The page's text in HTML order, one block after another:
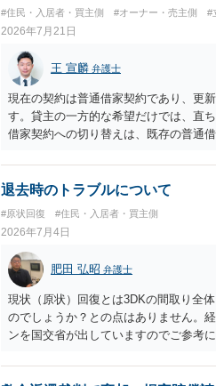
#住民・入居者・買主側 #オーナー・売主側 #
2026年7月21日
王 宣麟 弁護士
現在の契約は普通借家契約であり、更
す。貸主の一方的な希望だけでは、直
借家契約への切り替えは、既存の普通
子どもの学校や地域とのつながり、転
として正当事由判断において重視され
賃貸借契約の有効性を直ちに否定する
れています。 今後の交渉では、①現在
こと、②貸主側の事情（誰が所有者で
③自分たちの居住継続の必要性を丁寧
討する場合には、立退料・引越費用・
要です。 契約書では、更新条項・解除
時の合意内容（「今回で最後」などの
検討ポイントになりますので、署名押
すめします。
退去時のトラブルについて
#原状回復 #住民・入居者・買主側
2026年7月4日
肥田 弘昭 弁護士
現状（原状）回復とは3DKの間取り全
のでしょうか？との点はありません。
ンを国交省が出していますのでご参考に